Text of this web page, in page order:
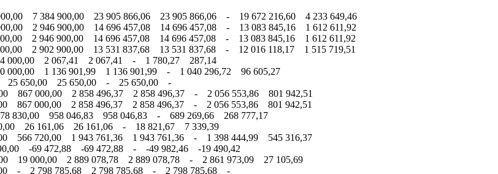
7 384 900,00 23 905 866,06 23 905 866,06 - 19 672 216,60 4 233 649,46
2 946 900,00 14 696 457,08 14 696 457,08 - 13 083 845,16 1 612 611,92
2 946 900,00 14 696 457,08 14 696 457,08 - 13 083 845,16 1 612 611,92
2 902 900,00 13 531 837,68 13 531 837,68 - 12 016 118,17 1 515 719,51
000,00 2 067,41 2 067,41 - 1 780,27 287,14
1 136 901,99 1 136 901,99 - 1 040 296,72 96 605,27
25 650,00 25 650,00 - 25 650,00 -
867 000,00 2 858 496,37 2 858 496,37 - 2 056 553,86 801 942,51
867 000,00 2 858 496,37 2 858 496,37 - 2 056 553,86 801 942,51
830,00 958 046,83 958 046,83 - 689 269,66 268 777,17
26 161,06 26 161,06 - 18 821,67 7 339,39
566 720,00 1 943 761,36 1 943 761,36 - 1 398 444,99 545 316,37
-69 472,88 -69 472,88 - -49 982,46 -19 490,42
19 000,00 2 889 078,78 2 889 078,78 - 2 861 973,09 27 105,69
- 2 798 785,68 2 798 785,68 - 2 798 785,68 -